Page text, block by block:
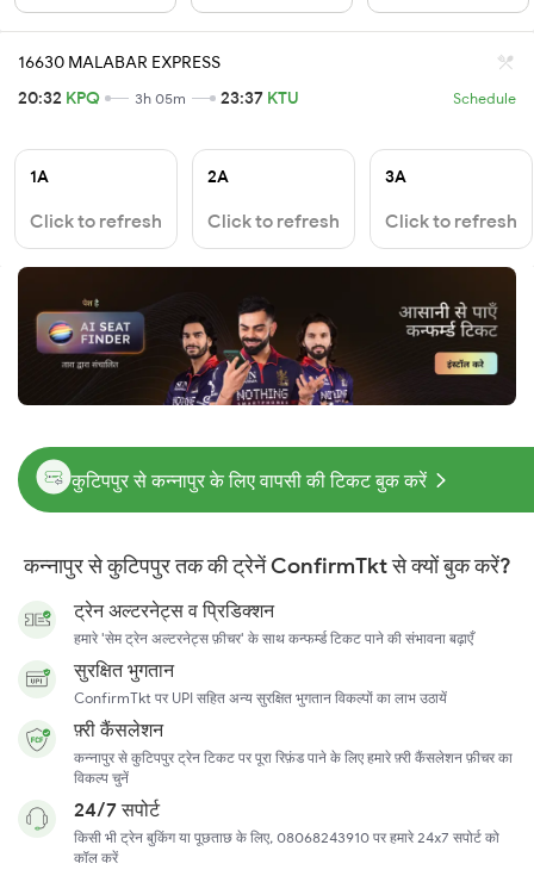
16630 MALABAR EXPRESS
20:32 KPQ 3h 05m 23:37 KTU Schedule
1A
Click to refresh
2A
Click to refresh
3A
Click to refresh
कुटिपपुर से कन्नापुर के लिए वापसी की टिकट बुक करें
कन्नापुर से कुटिपपुर तक की ट्रेनें ConfirmTkt से क्यों बुक करें?
ट्रेन अल्टरनेट्स व प्रिडिक्शन
हमारे 'सेम ट्रेन अल्टरनेट्स फ़ीचर' के साथ कन्फर्म्ड टिकट पाने की संभावना बढ़ाएँ
सुरक्षित भुगतान
ConfirmTkt पर UPI सहित अन्य सुरक्षित भुगतान विकल्पों का लाभ उठायें
फ़्री कैंसलेशन
कन्नापुर से कुटिपपुर ट्रेन टिकट पर पूरा रिफ़ंड पाने के लिए हमारे फ़्री कैंसलेशन फ़ीचर का
विकल्प चुनें
24/7 सपोर्ट
किसी भी ट्रेन बुकिंग या पूछताछ के लिए, 08068243910 पर हमारे 24x7 सपोर्ट को
कॉल करें